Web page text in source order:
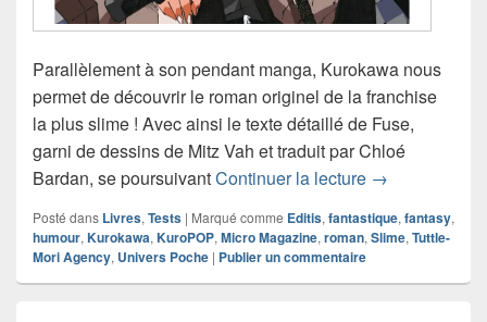
Parallèlement à son pendant manga, Kurokawa nous
permet de découvrir le roman originel de la franchise
la plus slime ! Avec ainsi le texte détaillé de Fuse,
garni de dessins de Mitz Vah et traduit par Chloé
Bardan, se poursuivantContinuer la lecture Chronique
→
Posté dans Livres, Tests | Marqué comme Editis, fantastique, fantasy,
humour, Kurokawa, KuroPOP, Micro Magazine, roman, Slime, Tuttle-
Mori Agency, Univers Poche | Publier un commentaire